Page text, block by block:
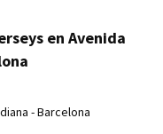
en Avenida
- Barcelona